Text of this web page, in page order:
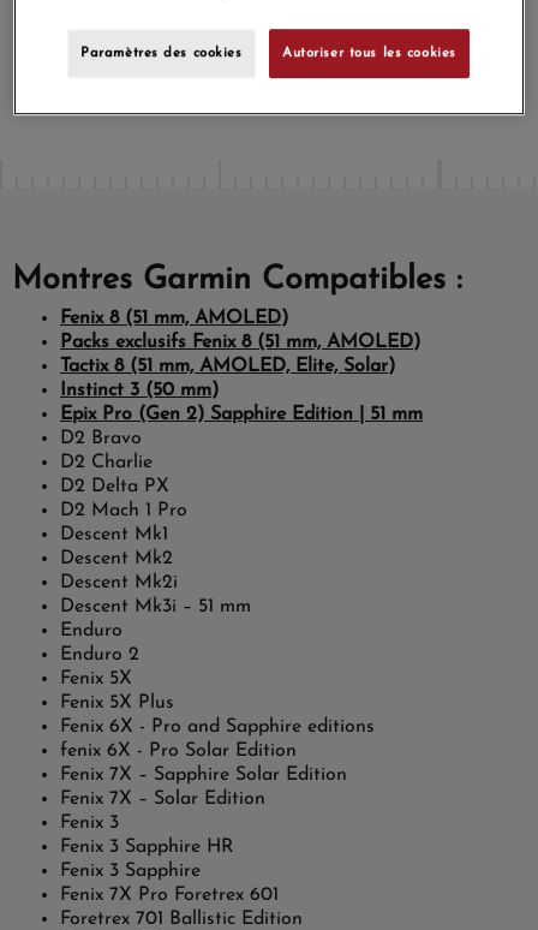
En achetant ce produit vous gagnerez1,47 €grâce à notre
programme de fidélité.
Montres Garmin Compatibles :
Fenix 8 (51 mm, AMOLED)
Packs exclusifs Fenix 8 (51 mm, AMOLED)
Tactix 8 (51 mm, AMOLED, Elite, Solar)
Instinct 3 (50 mm)
Epix Pro (Gen 2) Sapphire Edition | 51 mm
D2 Bravo
D2 Charlie
D2 Delta PX
D2 Mach 1 Pro
Descent Mk1
Descent Mk2
Descent Mk2i
Descent Mk3i – 51 mm
Enduro
Enduro 2
Fenix 5X
Fenix 5X Plus
Fenix 6X - Pro and Sapphire editions
fenix 6X - Pro Solar Edition
Fenix 7X – Sapphire Solar Edition
Fenix 7X – Solar Edition
Fenix 3
Fenix 3 Sapphire HR
Fenix 3 Sapphire
Fenix 7X Pro Foretrex 601
Foretrex 701 Ballistic Edition
Paramètres des cookies Autoriser tous les cookies